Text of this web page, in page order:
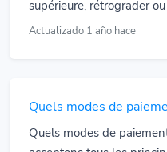
supérieure, rétrograder
Actualizado 1 año hace
Quels modes de
Quels modes de